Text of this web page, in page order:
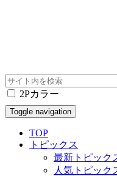
2Pカラー
Toggle navigation
TOP
トピックス
最新トピック
人気トピック